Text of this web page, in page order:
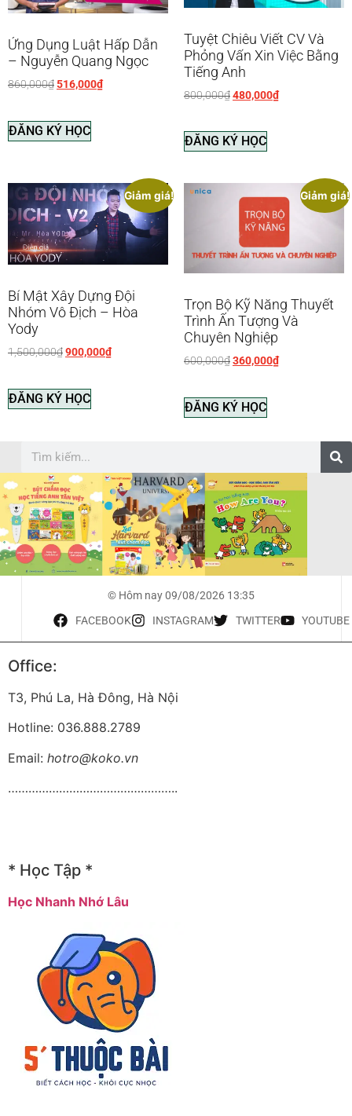
Ứng Dụng Luật Hấp Dẫn
– Nguyễn Quang Ngọc
860,000₫516,000₫
ĐĂNG KÝ HỌC
Tuyệt Chiêu Viết CV Và
Phỏng Vấn Xin Việc Bằng
Tiếng Anh
800,000₫480,000₫
ĐĂNG KÝ HỌC
Giảm giá!
Bí Mật Xây Dựng Đội
Nhóm Vô Địch – Hòa
Yody
1,500,000₫900,000₫
ĐĂNG KÝ HỌC
Giảm giá!
Trọn Bộ Kỹ Năng Thuyết
Trình Ấn Tượng Và
Chuyên Nghiệp
600,000₫360,000₫
ĐĂNG KÝ HỌC
© Hôm nay 09/08/2026 13:35
FACEBOOK INSTAGRAM TWITTER YOUTUBE
Office:
T3, Phú La, Hà Đông, Hà Nội
Hotline: 036.888.2789
Email: hotro@koko.vn
…………………………………………..
* Học Tập *
Học Nhanh Nhớ Lâu